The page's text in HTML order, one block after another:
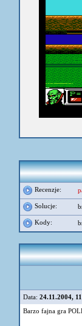
Recenzje:
Solucje:
Kody:
Data: 24.11.2004,
Barzo fajna gra